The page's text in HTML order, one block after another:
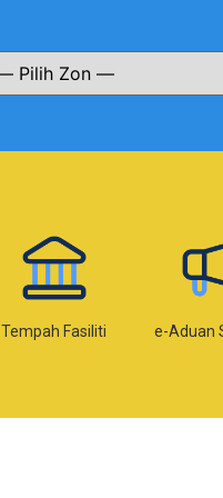
Tempah Fasiliti e-Aduan